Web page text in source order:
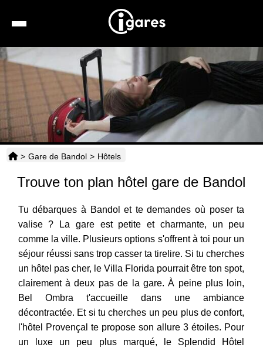
Location de voiture
Hôtels
Taxis
Horaires
> Gare de Bandol > Hôtels
Trouve ton plan hôtel gare de Bandol
Tu débarques à Bandol et te demandes où poser ta
valise ? La gare est petite et charmante, un peu
comme la ville. Plusieurs options s'offrent à toi pour un
séjour réussi sans trop casser ta tirelire. Si tu cherches
un hôtel pas cher, le Villa Florida pourrait être ton spot,
clairement à deux pas de la gare. À peine plus loin,
Bel Ombra t'accueille dans une ambiance
décontractée. Et si tu cherches un peu plus de confort,
l'hôtel Provençal te propose son allure 3 étoiles. Pour
un luxe un peu plus marqué, le Splendid Hôtel